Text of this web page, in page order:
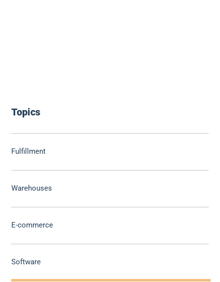
Topics
Fulfillment
Warehouses
E-commerce
Software